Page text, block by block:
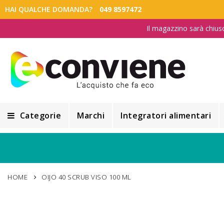
HAI QUALCHE DOMANDA? 049 8597472
Il magazzino sarà
Categorie
Alimentazione e Dietetica
Marchi Integratori alimentari
HOME OIJO 40 SCRUB VISO 100 ML